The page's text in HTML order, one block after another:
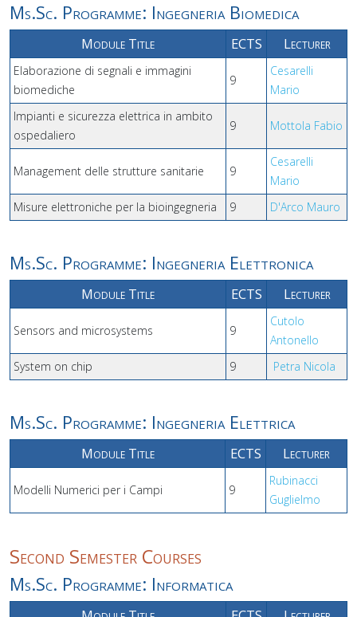
Ms.Sc. Programme: Ingegneria Biomedica
Module Title ECTS Lecturer
Elaborazione di segnali e immagini
biomediche
9
Cesarelli
Mario
Impianti e sicurezza elettrica in ambito
ospedaliero
9 Mottola Fabio
Management delle strutture sanitarie 9
Cesarelli
Mario
Misure elettroniche per la bioingegneria
9 D'Arco Mauro
Ms.Sc. Programme: Ingegneria Elettronica
Module Title ECTS Lecturer
Sensors and microsystems 9
Cutolo
Antonello
System on chip
9 Petra Nicola
Ms.Sc. Programme: Ingegneria Elettrica
Module Title ECTS Lecturer
Modelli Numerici per i Campi 9
Rubinacci
Guglielmo
Second Semester Courses
Ms.Sc. Programme: Informatica